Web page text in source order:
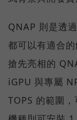
QNAP 則是透
都可以有適合
搶先亮相的
iGPU 與專屬
TOPS 的範圍